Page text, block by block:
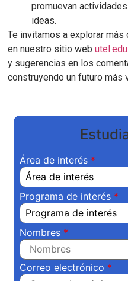
promuevan
ideas.
Te invitamos a explorar
en nuestro sitio web
y sugerencias en los
construyendo un futuro más
Área de interés
Programa de interés
Nombres
Correo electrónico